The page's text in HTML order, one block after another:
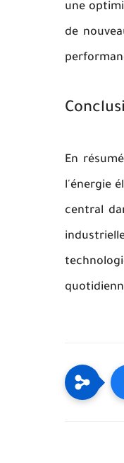
une
de
En
l'énergie
central